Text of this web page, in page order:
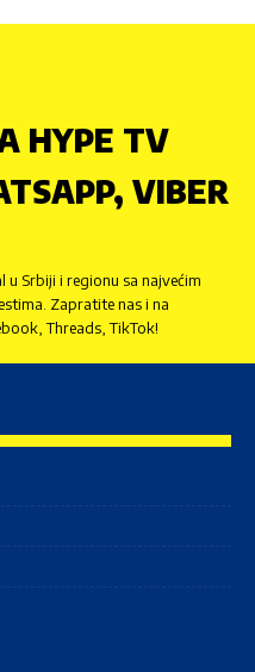
HYPE TV
VIBER
Srbiji i regionu sa najvećim
Zapratite nas i na
Threads, TikTok!